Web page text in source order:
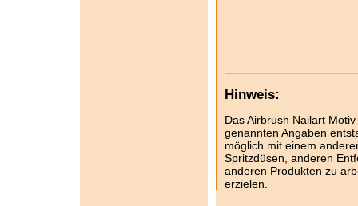
Hinweis:
Das Airbrush Nailart
genannten Angaben
möglich mit einem
Spritzdüsen, anderen
anderen Produkten zu
erzielen.